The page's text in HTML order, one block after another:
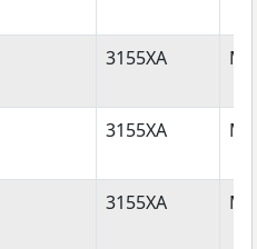
3155XA
3155XA
3155XA